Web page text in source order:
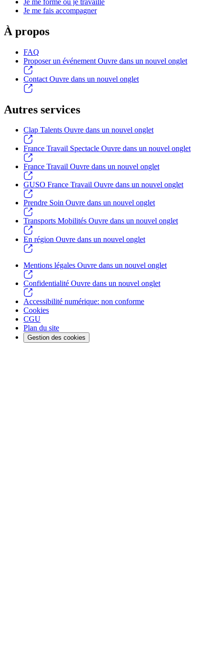
Je me forme ou je travaille
Je me fais accompagner
À propos
FAQ
Proposer un événement Ouvre dans un nouvel onglet
ContactOuvre dans un nouvel onglet
Autres services
Clap Talents Ouvre dans un nouvel onglet
France Travail Spectacle Ouvre dans un nouvel onglet
France Travail Ouvre dans un nouvel onglet
GUSO France Travail Ouvre dans un nouvel onglet
Prendre Soin Ouvre dans un nouvel onglet
Transports Mobilités Ouvre dans un nouvel onglet
En région Ouvre dans un nouvel onglet
Mentions légales Ouvre dans un nouvel onglet
Confidentialité Ouvre dans un nouvel onglet
Accessibilité numérique: non conforme
Cookies
CGU
Plan du site
Gestion des cookies